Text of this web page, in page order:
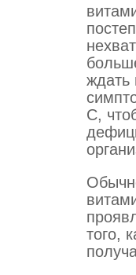
ждать
С,
того,